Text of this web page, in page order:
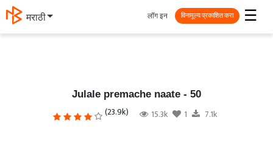
मराठी ☰
लॉग इन विनामूल्य प्रकाशित करा
Julale premache naate - 50
(23.9k) 15.3k 1 7.1k